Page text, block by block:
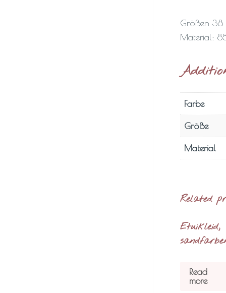
Größen 38
Material:
Farbe
Größe
Material
Related
Etuikleid,
Read
more